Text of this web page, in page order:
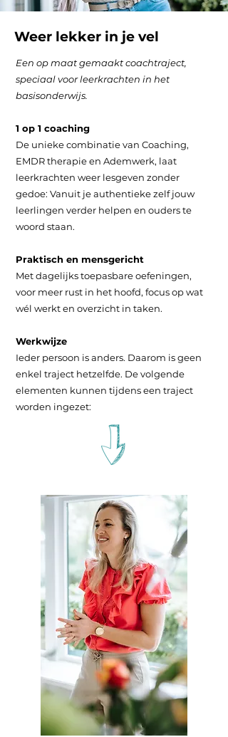
Weer lekker in je vel
Een op maat gemaakt coachtraject,
speciaal voor leerkrachten in het
basisonderwijs.
1 op 1 coaching
De unieke combinatie van Coaching,
EMDR therapie en Ademwerk, laat
leerkrachten weer lesgeven zonder
gedoe: Vanuit je authentieke zelf jouw
leerlingen verder helpen en ouders te
woord staan.
Praktisch en mensgericht
Met dagelijks toepasbare oefeningen,
voor meer rust in het hoofd, focus op wat
wél werkt en overzicht in taken.
Werkwijze
Ieder persoon is anders. Daarom is geen
enkel traject hetzelfde. De volgende
elementen kunnen tijdens een traject
worden ingezet: